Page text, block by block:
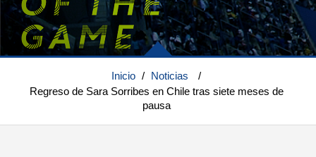
Inicio / Noticias
/
Regreso de Sara Sorribes en Chile tras siete meses de
pausa